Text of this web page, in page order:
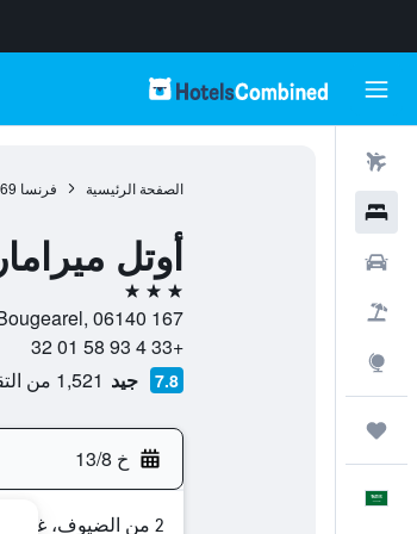
الصفحة الرئيسية فرنسا
أوتل ميرامار
3 نجوم
167 Avenue Joseph Bougearel, 06140, فانس, إقليم الألب البحري, فرنسا
+33 4 93 58 01 32
7.8 جيد 1,521 من التقييمات تم التحقق منها
خ 13/8
2 من الضيوف، غرفة واحدة